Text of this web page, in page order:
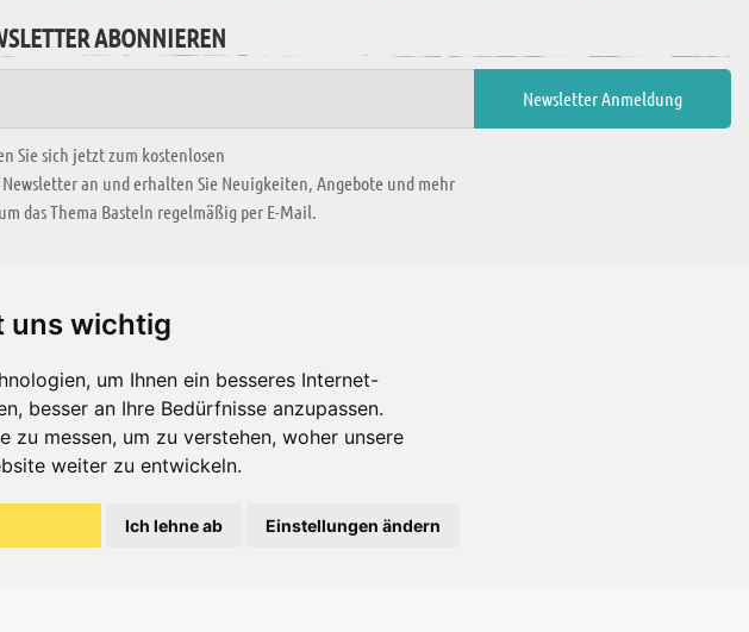
uns wichtig
um Ihnen ein besseres Internet-
besser an Ihre Bedürfnisse anzupassen.
zu messen, um zu verstehen, woher unsere
weiter zu entwickeln.
Ich lehne ab Einstellungen ändern
ABONNIEREN
Sie sich jetzt zum kostenlosen
Newsletter an und erhalten Sie Neuigkeiten, Angebote und mehr
das Thema Basteln regelmäßig per E-Mail.
ZONE
Videos
Es gibt uns auch in